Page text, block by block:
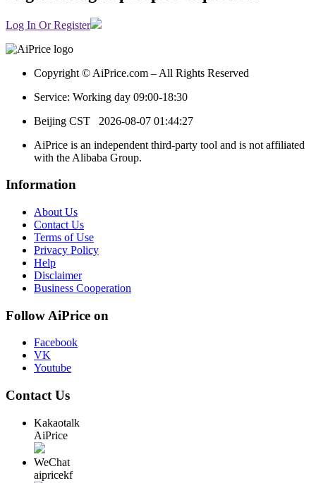
Log In Or Register
Copyright © AiPrice.com – All Rights Reserved
Service: Working day 09:00-18:30
Beijing CST 2026-08-07 01:44:27
AiPrice is an independent third-party tool and is not affiliated
with the Alibaba Group.
Information
About Us
Contact Us
Terms of Use
Privacy Policy
Help
Disclaimer
Business Cooperation
Follow AiPrice on
Facebook
VK
Youtube
Contact Us
Kakaotalk
AiPrice
WeChat
aipricekf